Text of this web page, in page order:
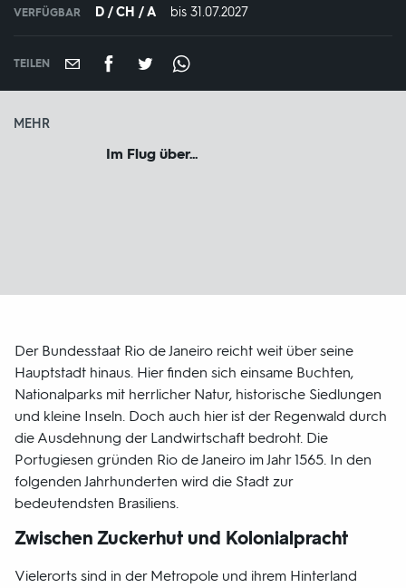
jahr:
VERFÜGBAR D / CH / A bis 31.07.2027
TEILEN
MEHR
Im Flug über...
Der Bundesstaat Rio de Janeiro reicht weit über seine
Hauptstadt hinaus. Hier finden sich einsame Buchten,
Nationalparks mit herrlicher Natur, historische Siedlungen
und kleine Inseln. Doch auch hier ist der Regenwald durch
die Ausdehnung der Landwirtschaft bedroht. Die
Portugiesen gründen Rio de Janeiro im Jahr 1565. In den
folgenden Jahrhunderten wird die Stadt zur
bedeutendsten Brasiliens.
Zwischen Zuckerhut und Kolonialpracht
Vielerorts sind in der Metropole und ihrem Hinterland